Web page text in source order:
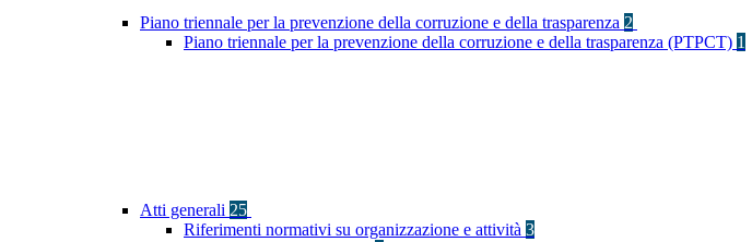
Piano triennale per la prevenzione della corruzione e della trasparenza 2
Piano triennale per la prevenzione della corruzione e della trasparenza (PTPCT) 1
Atti generali 25
Riferimenti normativi su organizzazione e attività 3